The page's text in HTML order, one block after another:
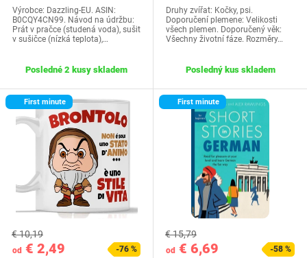
Výrobce: Dazzling-EU. ASIN:
B0CQY4CN99. Návod na údržbu:
Prát v pračce (studená voda), sušit
v sušičce (nízká teplota),…
Posledné 2 kusy skladem
Druhy zvířat: Kočky, psi.
Doporučení plemene: Velikosti
všech plemen. Doporučený věk:
Všechny životní fáze. Rozměry…
Posledný kus skladem
First minute
od € 2,49
€ 10,19
-76 %
First minute
od € 6,69
€ 15,79
-58 %